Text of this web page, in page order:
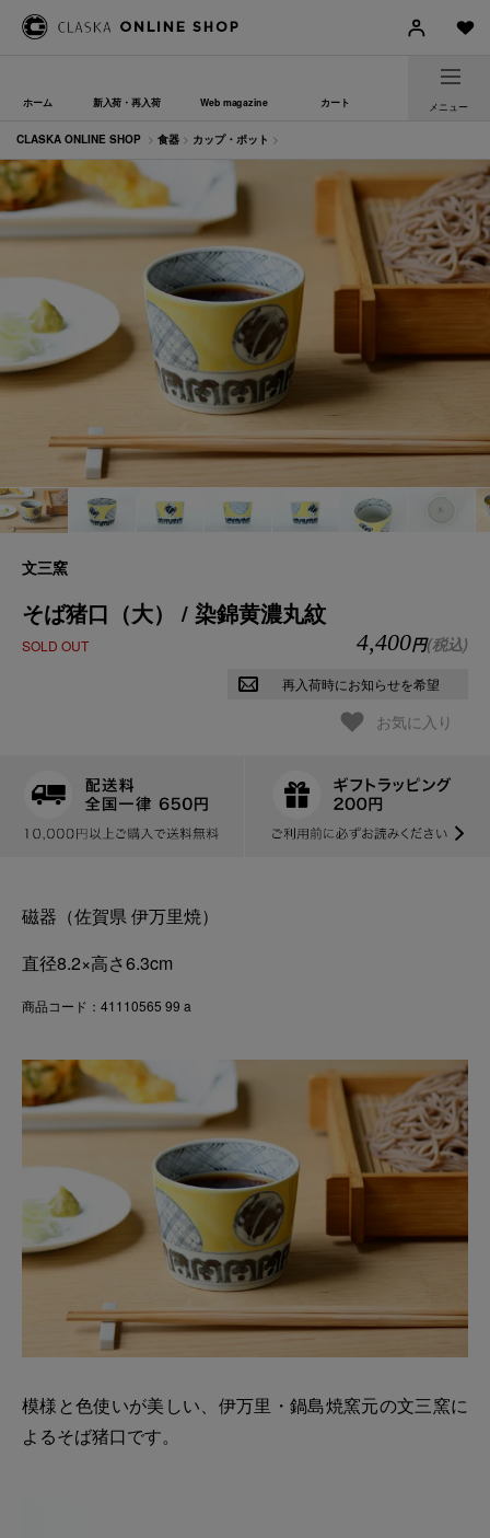
ホーム 新入荷・再入荷 Web magazine カート メニュー
CLASKA ONLINE SHOP > 食器 > カップ・ポット >
文三窯
そば猪口（大） / 染錦黄濃丸紋
SOLD OUT 4,400円(税込)
再入荷時にお知らせを希望
お気に入り
磁器（佐賀県 伊万里焼）
直径8.2×高さ6.3cm
商品コード：41110565 99 a
模様と色使いが美しい、伊万里・鍋島焼窯元の文三窯に
よるそば猪口です。